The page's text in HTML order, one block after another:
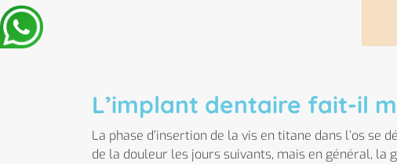
L’implant dentaire fait-il
La phase d’insertion de la vis en titane dans l’os se
de la douleur les jours suivants, mais en général,